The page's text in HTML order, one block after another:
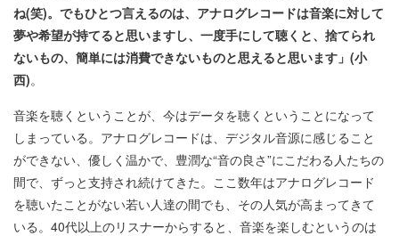
ね(笑)。でもひとつ言えるのは、アナログレコードは音楽に対して
夢や希望が持てると思いますし、一度手にして聴くと、捨てられ
ないもの、簡単には消費できないものと思えると思います」(小
西)。
音楽を聴くということが、今はデータを聴くということになって
しまっている。アナログレコードは、デジタル音源に感じること
ができない、優しく温かで、豊潤な“音の良さ”にこだわる人たちの
間で、ずっと支持され続けてきた。ここ数年はアナログレコード
を聴いたことがない若い人達の間でも、その人気が高まってきて
いる。40代以上のリスナーからすると、音楽を楽しむというのは